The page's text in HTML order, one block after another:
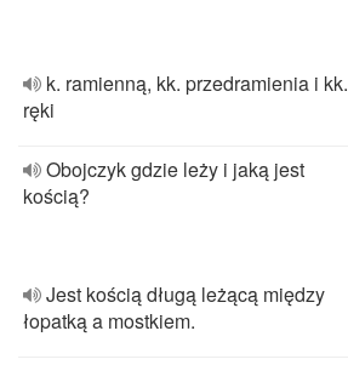
k. ramienną, kk. przedramienia i kk.
ręki
Obojczyk gdzie leży i jaką jest
kością?
Jest kością długą leżącą między
łopatką a mostkiem.